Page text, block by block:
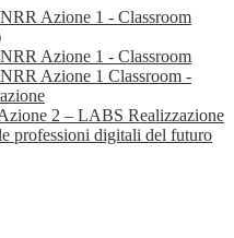
Azione 1 - Classroom
Azione 1 - Classroom
Azione 1 Classroom -
2 – LABS Realizzazione
professioni digitali del futuro